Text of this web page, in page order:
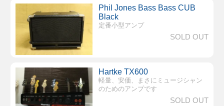
Phil Jones Bass Bass CUB
Black
定番小型アンプ
SOLD OUT
Hartke TX600
軽量、安価、まさにミュージシャン
のためのアンプです
SOLD OUT